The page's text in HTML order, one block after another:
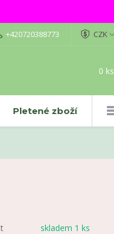
CZK
+420720388773
0 ks
Pletené zboží
skladem 1 ks